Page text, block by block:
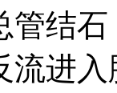
管结
流进